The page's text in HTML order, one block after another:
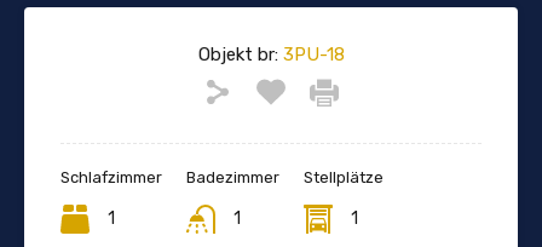
Objekt br:3PU-18
Schlafzimmer
1
Badezimmer
1
Stellplätze
1